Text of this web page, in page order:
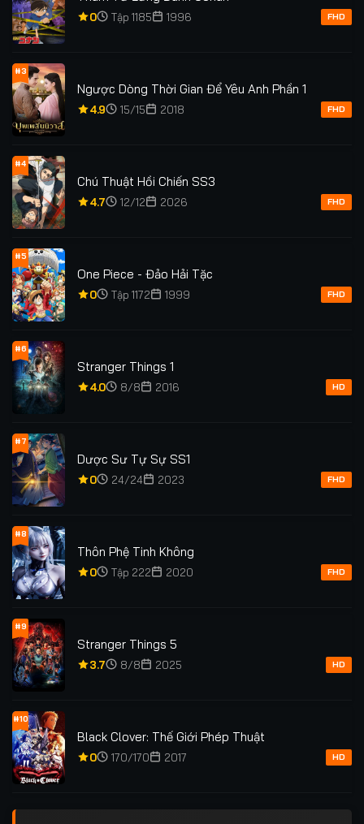
0 Tập 1185 1996 FHD
#3
Ngược Dòng Thời Gian Để Yêu Anh Phần 1
4.9 15/15 2018 FHD
#4
Chú Thuật Hồi Chiến SS3
4.7 12/12 2026 FHD
#5
One Piece - Đảo Hải Tặc
0 Tập 1172 1999 FHD
#6
Stranger Things 1
4.0 8/8 2016 HD
#7
Dược Sư Tự Sự SS1
0 24/24 2023 FHD
#8
Thôn Phệ Tinh Không
0 Tập 222 2020 FHD
#9
Stranger Things 5
3.7 8/8 2025 HD
#10
Black Clover: Thế Giới Phép Thuật
0 170/170 2017 HD